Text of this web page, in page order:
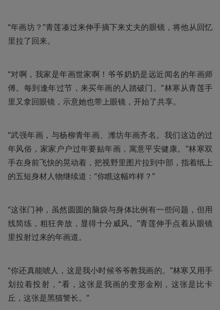
“年画坊？”青莲凑过来伸手摘下来丈夫的眼镜，将他从回忆
里拉了回来。
“对啊，我家是年画世家啊！爷爷奶奶是远近闻名的年画师
傅。每到逢年过节，来买年画的人踏破门。”林寒从青莲手
里又拿回眼镜，示意她也带上眼镜，开始了共享。
“武强年画，与杨柳青年画、潍坊年画齐名。我们这边的过
年风俗，家家户户过年要贴年画，寓意平安健康。”林寒双
手在身前飞快的晃动着，把视野里图片拉到中部，指着纸上
的五短身材人物继续道：“你瞧这幅咋样？”
“这张门神，虽然圆圆的脑袋与身体比例有一些问题，但用
线简练，粗狂奔放，显得十分威风。”青莲伸手点着从眼镜
里投射过来的年画道。
“你还真能唬人，这是我小时候爷爷教我画的。”林寒又用手
划拉着投射，“看，这张是我画的变形金刚，这张是比卡
丘，这张是黑猫警长。”